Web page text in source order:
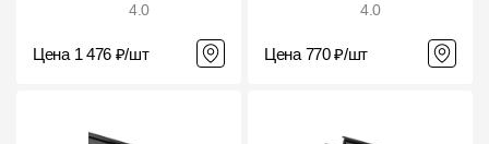
4.0
Цена 1 476 ₽/шт
4.0
Цена 770 ₽/шт